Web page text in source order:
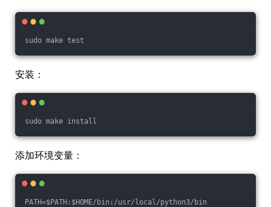
sudo make test
安装：
sudo make install
添加环境变量：
PATH=$PATH:$HOME/bin:/usr/local/python3/bin